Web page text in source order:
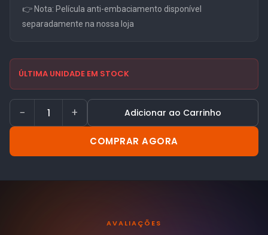
👉 Nota: Película anti-embaciamento disponível
separadamente na nossa loja
ÚLTIMA UNIDADE EM STOCK
− + Adicionar ao Carrinho
COMPRAR AGORA
AVALIAÇÕES